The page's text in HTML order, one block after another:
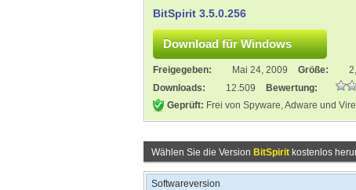
BitSpirit 3.5.0.256
Freigegeben: Mai 24, 2009 Größe:
Downloads:
12.509
Bewertung:
Geprüft: Frei von Spyware, Adware und
Wählen Sie die Version BitSpirit kostenlos
Softwareversion